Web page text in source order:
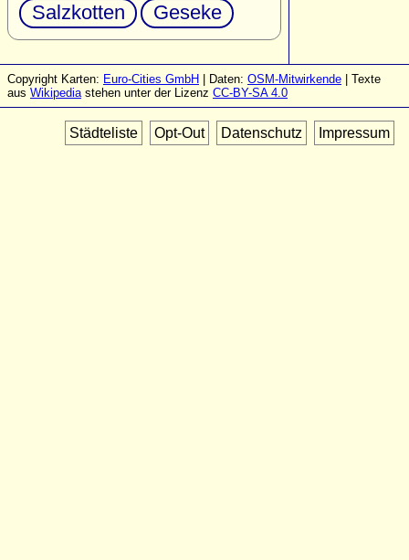
Salzkotten
Geseke
Copyright Karten: Euro-Cities GmbH | Daten: OSM-Mitwirkende | Texte
aus Wikipediastehen unter der Lizenz CC-BY-SA 4.0
Städteliste Opt-Out Datenschutz Impressum